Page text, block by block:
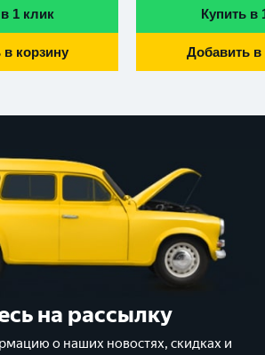
1 клик
корзину
Купить в
Добавить в
на рассылку
о наших новостях, скидках и